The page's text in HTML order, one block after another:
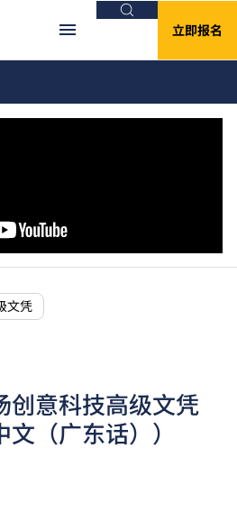
搜索
立即报名
文凭
创意科技高级文凭
文（广东话））